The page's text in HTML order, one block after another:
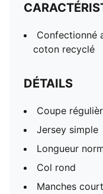
Confectionné
coton recyclé
DÉTAILS
Coupe
Jersey simple
Longueur
Col rond
Manches